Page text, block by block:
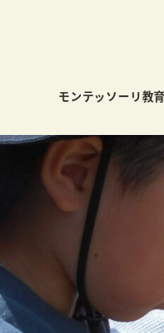
モンテッソーリ教